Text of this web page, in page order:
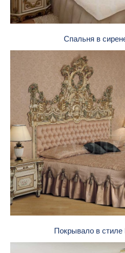
Спальня в
Покрывало в стиле